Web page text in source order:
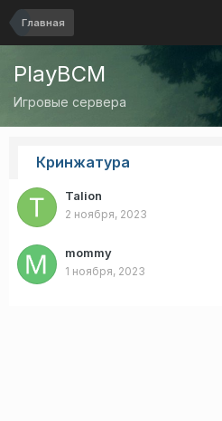
Главная
PlayBCM
Игровые сервера
Кринжатура
Talion
2 ноября, 2023
mommy
1 ноября, 2023